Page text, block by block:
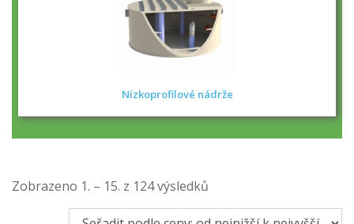
Nízkoprofilové nádrže
Zobrazeno 1. – 15. z 124 výsledků
podle